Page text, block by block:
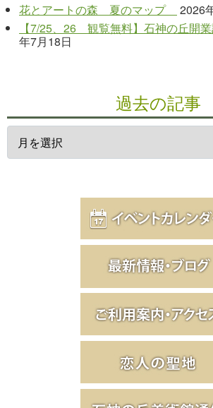
花とアートの森 夏のマップ
2026
【7/25、26 観覧無料】石神の丘開
年7月18日
過去の記事